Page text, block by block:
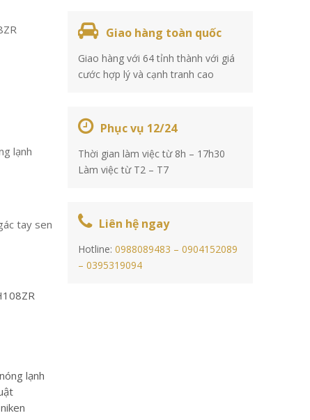
lạnh
tay sen
lạnh
Giao hàng toàn quốc
Giao hàng với 64 tỉnh thành với giá
cước hợp lý và cạnh tranh cao
Phục vụ 12/24
Thời gian làm việc từ 8h – 17h30
Làm việc từ T2 – T7
Liên hệ ngay
Hotline: 0988089483 – 0904152089
– 0395319094